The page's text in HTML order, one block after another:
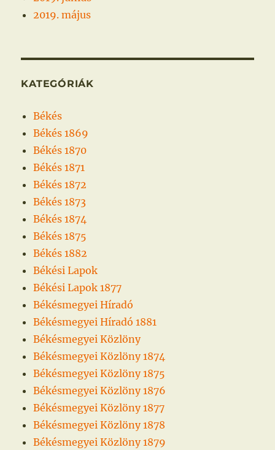
2019. május
KATEGÓRIÁK
Békés
Békés 1869
Békés 1870
Békés 1871
Békés 1872
Békés 1873
Békés 1874
Békés 1875
Békés 1882
Békési Lapok
Békési Lapok 1877
Békésmegyei Híradó
Békésmegyei Híradó 1881
Békésmegyei Közlöny
Békésmegyei Közlöny 1874
Békésmegyei Közlöny 1875
Békésmegyei Közlöny 1876
Békésmegyei Közlöny 1877
Békésmegyei Közlöny 1878
Békésmegyei Közlöny 1879